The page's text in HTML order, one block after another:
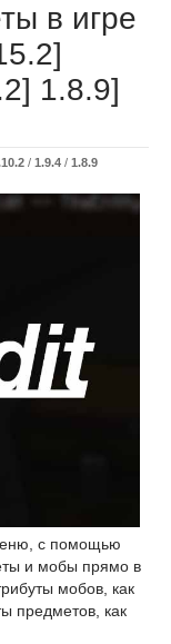
в игре
1.8.9]
/ 1.9.4 / 1.8.9
с помощью
и мобы прямо в
мобов, как
предметов, как